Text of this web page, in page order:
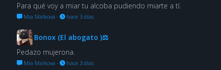
Para qué voy a miar tu alcoba pudiendo miarte a tí.
Mia Malkova · hace 3 días
Bonox (El abogato )⚖
Pedazo mujerona.
Mia Malkova · hace 3 días